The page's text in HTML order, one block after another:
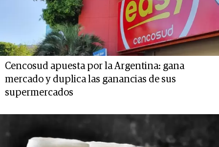
Cencosud apuesta por la Argentina: gana
mercado y duplica las ganancias de sus
supermercados